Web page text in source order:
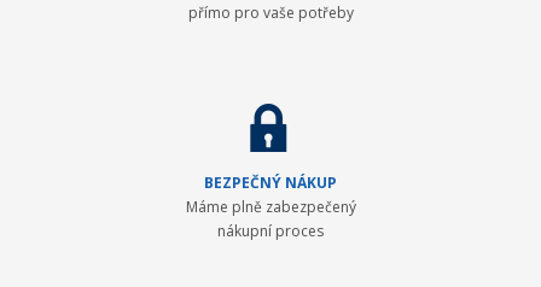
přímo pro vaše potřeby
BEZPEČNÝ NÁKUP
Máme plně zabezpečený
nákupní proces